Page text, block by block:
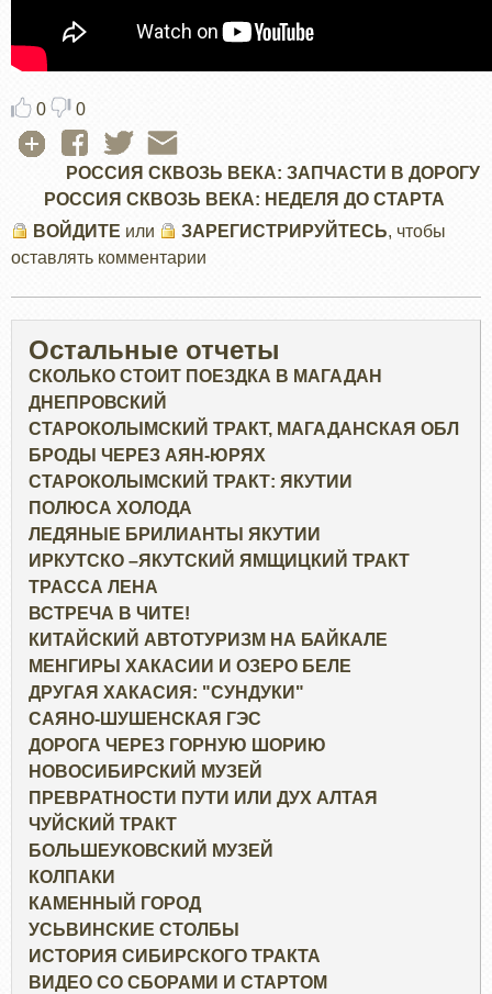
0 0
РОССИЯ СКВОЗЬ ВЕКА: ЗАПЧАСТИ В ДОРОГУ
РОССИЯ СКВОЗЬ ВЕКА: НЕДЕЛЯ ДО СТАРТА
ВОЙДИТЕ или ЗАРЕГИСТРИРУЙТЕСЬ, чтобы
оставлять комментарии
Остальные отчеты
СКОЛЬКО СТОИТ ПОЕЗДКА В МАГАДАН
ДНЕПРОВСКИЙ
СТАРОКОЛЫМСКИЙ ТРАКТ, МАГАДАНСКАЯ ОБЛ
БРОДЫ ЧЕРЕЗ АЯН-ЮРЯХ
СТАРОКОЛЫМСКИЙ ТРАКТ: ЯКУТИИ
ПОЛЮСА ХОЛОДА
ЛЕДЯНЫЕ БРИЛИАНТЫ ЯКУТИИ
ИРКУТСКО –ЯКУТСКИЙ ЯМЩИЦКИЙ ТРАКТ
ТРАССА ЛЕНА
ВСТРЕЧА В ЧИТЕ!
КИТАЙСКИЙ АВТОТУРИЗМ НА БАЙКАЛЕ
МЕНГИРЫ ХАКАСИИ И ОЗЕРО БЕЛЕ
ДРУГАЯ ХАКАСИЯ: "СУНДУКИ"
САЯНО-ШУШЕНСКАЯ ГЭС
ДОРОГА ЧЕРЕЗ ГОРНУЮ ШОРИЮ
НОВОСИБИРСКИЙ МУЗЕЙ
ПРЕВРАТНОСТИ ПУТИ ИЛИ ДУХ АЛТАЯ
ЧУЙСКИЙ ТРАКТ
БОЛЬШЕУКОВСКИЙ МУЗЕЙ
КОЛПАКИ
КАМЕННЫЙ ГОРОД
УСЬВИНСКИЕ СТОЛБЫ
ИСТОРИЯ СИБИРСКОГО ТРАКТА
ВИДЕО СО СБОРАМИ И СТАРТОМ